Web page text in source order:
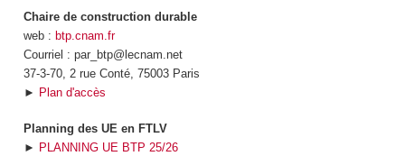
Chaire de construction durable
web : btp.cnam.fr
Courriel : par_btp@lecnam.net
37-3-70, 2 rue Conté, 75003 Paris
► Plan d'accès
Planning des UE en FTLV
► PLANNING UE BTP 25/26